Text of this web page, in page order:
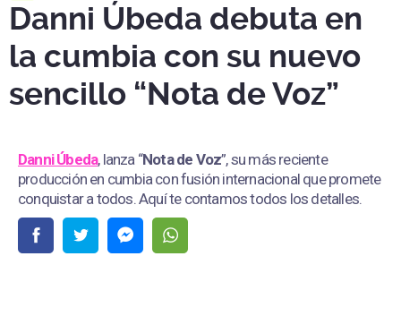
Danni Úbeda debuta en
la cumbia con su nuevo
sencillo “Nota de Voz”
Danni Úbeda, lanza “Nota de Voz”, su más reciente
producción en cumbia con fusión internacional que promete
conquistar a todos. Aquí te contamos todos los detalles.